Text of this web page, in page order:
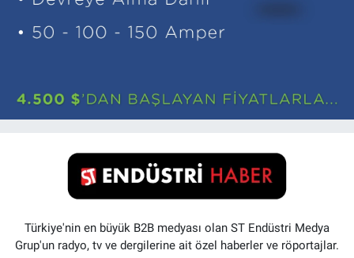
Türkiye'nin en büyük B2B medyası olan ST Endüstri Medya
Grup'un radyo, tv ve dergilerine ait özel haberler ve röportajlar.